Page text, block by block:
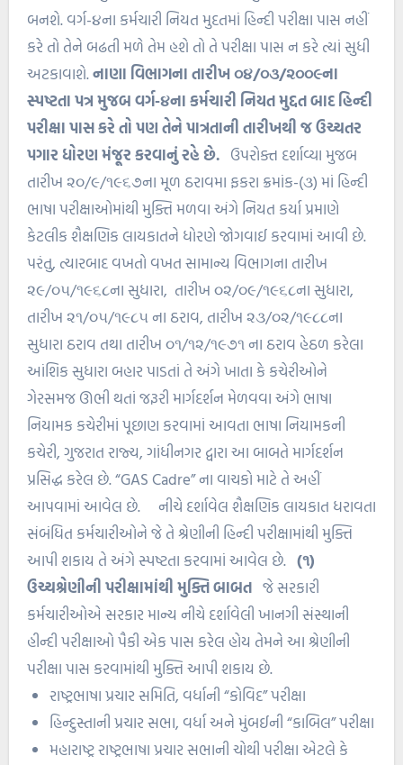
બનશે. વર્ગ-૪ના કર્મચારી નિયત મુદતમાં હિન્દી પરીક્ષા પાસ નહીં
કરે તો તેને બઢતી મળે તેમ હશે તો તે પરીક્ષા પાસ ન કરે ત્યાં સુધી
અટકાવાશે.નાણા વિભાગના તારીખ ૦૪/૦૩/૨૦૦૯ના
સ્પષ્ટતા પત્ર મુજબ વર્ગ-૪ના કર્મચારી નિયત મુદ્દત બાદ હિન્દી
પરીક્ષા પાસ કરે તો પણ તેને પાત્રતાની તારીખથી જ ઉચ્ચતર
પગાર ધોરણ મંજૂર કરવાનું રહે છે.ઉપરોક્ત દર્શાવ્યા મુજબ
તારીખ ૨૦/૯/૧૯૬૭ના મૂળ ઠરાવમા ફકરા ક્રમાંક-(૩) માં હિન્દી
ભાષા પરીક્ષાઓમાંથી મુક્તિ મળવા અંગે નિયત કર્યા પ્રમાણે
કેટલીક શૈક્ષણિક લાયકાતને ધોરણે જોગવાઈ કરવામાં આવી છે.
પરંતુ, ત્યારબાદ વખતો વખત સામાન્ય વિભાગના તારીખ
૨૯/૦૫/૧૯૬૮ના સુધારા, તારીખ ૦૨/૦૯/૧૯૬૮ના સુધારા,
તારીખ ૨૧/૦૫/૧૯૮૫ ના ઠરાવ, તારીખ ૨૩/૦૨/૧૯૮૮ના
સુધારા ઠરાવ તથા તારીખ ૦૧/૧૨/૧૯૭૧ ના ઠરાવ હેઠળ કરેલા
આંશિક સુધારા બહાર પાડતાં તે અંગે ખાતા કે કચેરીઓને
ગેરસમજ ઊભી થતાં જરૂરી માર્ગદર્શન મેળવવા અંગે ભાષા
નિયામક કચેરીમાં પૂછાણ કરવામાં આવતા ભાષા નિયામકની
કચેરી, ગુજરાત રાજ્ય, ગાંધીનગર દ્વારા આ બાબતે માર્ગદર્શન
પ્રસિદ્ધ કરેલ છે. “GAS Cadre” ના વાચકો માટે તે અહીં
આપવામાં આવેલ છે. નીચે દર્શાવેલ શૈક્ષણિક લાયકાત ધરાવતા
સંબંધિત કર્મચારીઓને જે તે શ્રેણીની હિન્દી પરીક્ષામાંથી મુક્તિ
આપી શકાય તે અંગે સ્પષ્ટતા કરવામાં આવેલ છે. (૧)
ઉચ્ચશ્રેણીની પરીક્ષામાંથી મુક્તિ બાબતજે સરકારી
કર્મચારીઓએ સરકાર માન્ય નીચે દર્શાવેલી ખાનગી સંસ્થાની
હીન્દી પરીક્ષાઓ પૈકી એક પાસ કરેલ હોય તેમને આ શ્રેણીની
પરીક્ષા પાસ કરવામાંથી મુક્તિ આપી શકાય છે.
રાષ્ટ્રભાષા પ્રચાર સમિતિ, વર્ધાની “કોવિદ” પરીક્ષા
હિન્દુસ્તાની પ્રચાર સભા, વર્ધા અને મુંબઈની “કાબિલ” પરીક્ષા
મહારાષ્ટ્ર રાષ્ટ્રભાષા પ્રચાર સભાની ચોથી પરીક્ષા એટલે કે